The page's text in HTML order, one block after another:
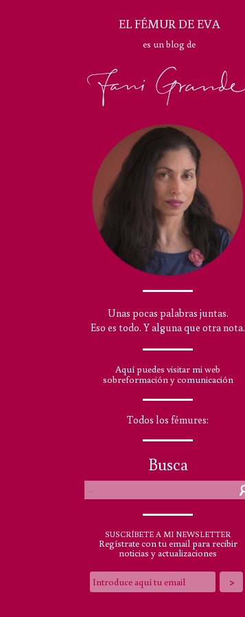
EL FÉMUR DE EVA
es un blog de
Unas pocas palabras juntas.
Eso es todo. Y alguna que otra nota.
Aquí puedes visitar mi web
sobreformación y comunicación
Todos los fémures:
Busca
SUSCRÍBETE A MI NEWSLETTER
Regístrate con tu email para recibir
noticias y actualizaciones